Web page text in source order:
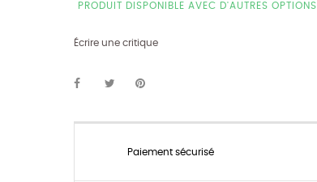
PRODUIT DISPONIBLE AVEC D'AUTRES OPTIONS
Écrire une critique
Paiement sécurisé